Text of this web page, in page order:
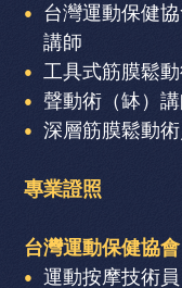
台灣運動保健
講師
工具式筋膜鬆
聲動術（缽）
深層筋膜鬆動
專業證照
台灣運動保健協會
運動按摩技術